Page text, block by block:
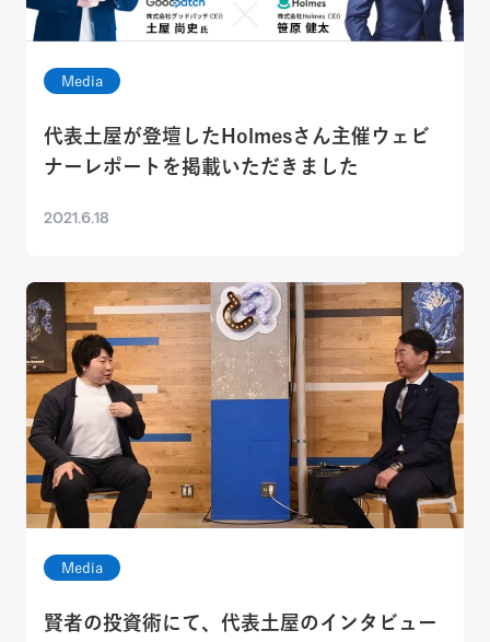
Media
代表土屋が登壇したHolmesさん主催ウェビ
ナーレポートを掲載いただきました
2021.6.18
Media
賢者の投資術にて、代表土屋のインタビュー